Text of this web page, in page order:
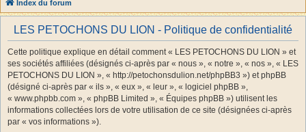
Index du forum
LES PETOCHONS DU LION - Politique de confidentialité
Cette politique explique en détail comment « LES PETOCHONS DU LION » et
ses sociétés affiliées (désignés ci-après par « nous », « notre », « nos », « LES
PETOCHONS DU LION », « http://petochonsdulion.net/phpBB3 ») et phpBB
(désigné ci-après par « ils », « eux », « leur », « logiciel phpBB »,
« www.phpbb.com », « phpBB Limited », « Équipes phpBB ») utilisent les
informations collectées lors de votre utilisation de ce site (désignées ci-après
par « vos informations »).